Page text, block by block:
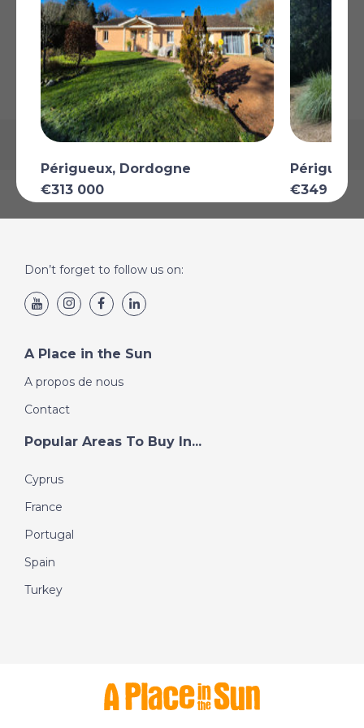
AFFICHER SUR LA CARTE
La carte peut ne pas indiquer l'emplacement exact
Périgueux, Dordogne
€313 000
€349 000
Don’t forget to follow us on:
A Place in the Sun
A propos de nous
Contact
Popular Areas To Buy In...
Cyprus
France
Portugal
Spain
Turkey